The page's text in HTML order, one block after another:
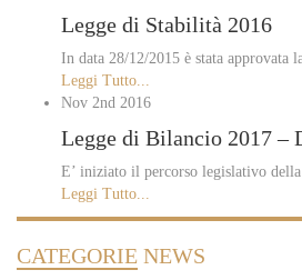
Legge di Stabilità 2016
In data 28/12/2015 è stata approvata
Leggi Tutto...
Nov 2nd 2016
Legge di Bilancio 2017 –
E’ iniziato il percorso legislativo
Leggi Tutto...
CATEGORIE NEWS